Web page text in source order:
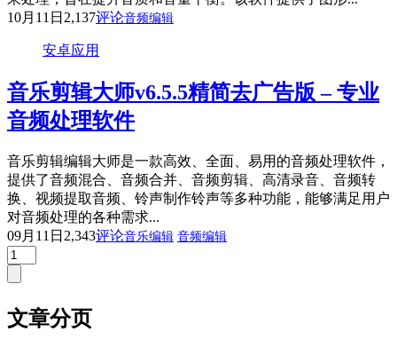
10月11日 2,137评论音频编辑
安卓应用
音乐剪辑大师v6.5.5精简去广告版 – 专业
音频处理软件
音乐剪辑编辑大师是一款高效、全面、易用的音频处理软件，
提供了音频混合、音频合并、音频剪辑、高清录音、音频转
换、视频提取音频、铃声制作铃声等多种功能，能够满足用户
对音频处理的各种需求...
09月11日 2,343评论音乐编辑 音频编辑
文章分页